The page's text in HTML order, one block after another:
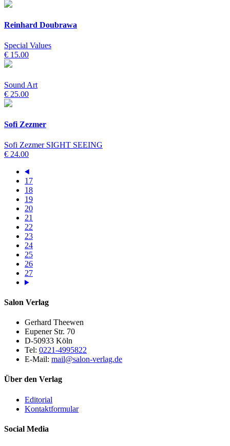
Reinhard Doubrawa
Special Values
€ 15.00
Sound Art
€ 25.00
Sofi Zezmer
Sofi Zezmer SIGHT SEEING
€ 24.00
17
18
19
20
21
22
23
24
25
26
27
Salon Verlag
Gerhard Theewen
Eupener Str. 70
D-50933 Köln
Tel: 0221-4995822
E-Mail: mail@salon-verlag.de
Über den Verlag
Editorial
Kontaktformular
Social Media